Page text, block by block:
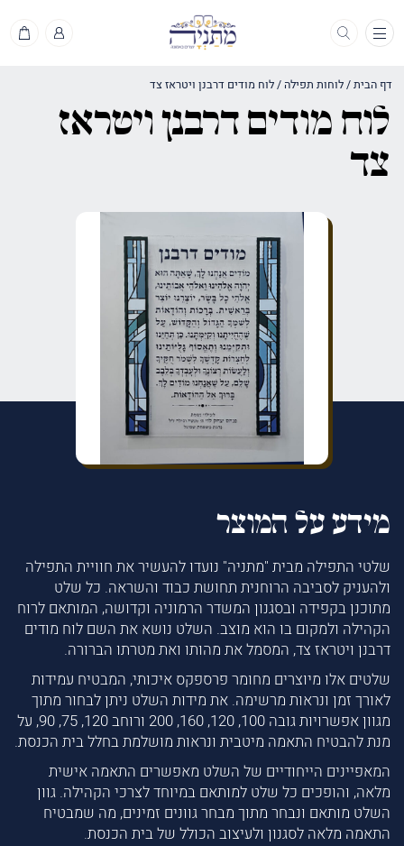
תפריט
דף הבית/לוחות תפילה /לוח מודים דרבנן ויטראז צד
לוח מודים דרבנן ויטראז
צד
מידע על המוצר
שלטי התפילה מבית "מתניה" נועדו להעשיר את חוויית התפילה
ולהעניק לסביבה הרוחנית תחושת כבוד והשראה. כל שלט
מתוכנן בקפידה ובסגנון המשדר הרמוניה וקדושה, המותאם לרוח
הקהילה ולמקום בו הוא מוצב. השלט נושא את השם לוח מודים
דרבנן ויטראז צד, המסמל את מהותו ואת מטרתו הברורה.
שלטים אלו מיוצרים מחומר פרספקס איכותי, המבטיח עמידות
לאורך זמן ונראות מרשימה. את מידות השלט ניתן לבחור מתוך
מגוון אפשרויות גובה 100, 120, 160, 200 ורוחב 120, 75, 90, על
מנת להבטיח התאמה מיטבית ונראות מושלמת בחלל בית הכנסת.
המאפיינים הייחודיים של השלט מאפשרים התאמה אישית
מלאה, והופכים כל שלט למותאם במיוחד לצרכי הקהילה. גוון
השלט מותאם ונבחר מתוך מבחר גוונים זמינים, מה שמבטיח
התאמה מלאה לסגנון ולעיצוב הכולל של בית הכנסת.